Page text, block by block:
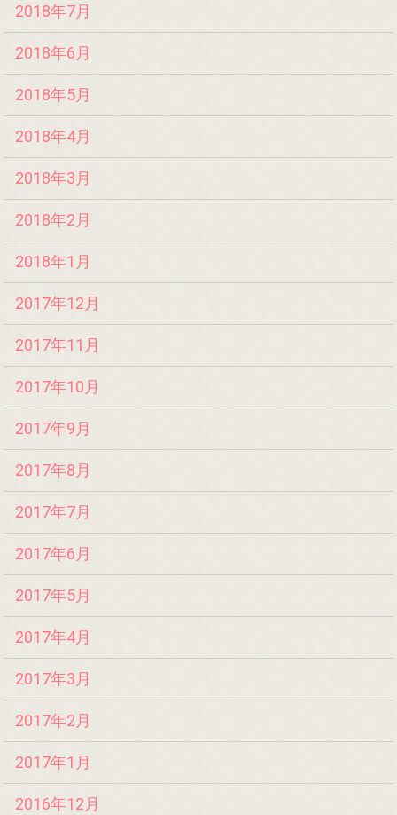
2018年7月
2018年6月
2018年5月
2018年4月
2018年3月
2018年2月
2018年1月
2017年12月
2017年11月
2017年10月
2017年9月
2017年8月
2017年7月
2017年6月
2017年5月
2017年4月
2017年3月
2017年2月
2017年1月
2016年12月